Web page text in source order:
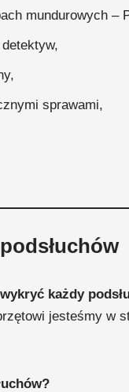
mundurowych –
sprawami,
każdy
jesteśmy w